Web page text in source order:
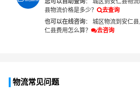
您可以自助查询： 城区到安仁县物流
县物流价格是多少？
去查询
也可以在线咨询： 城区物流到安仁县
仁县费用怎么算？
去咨询
物流常见问题